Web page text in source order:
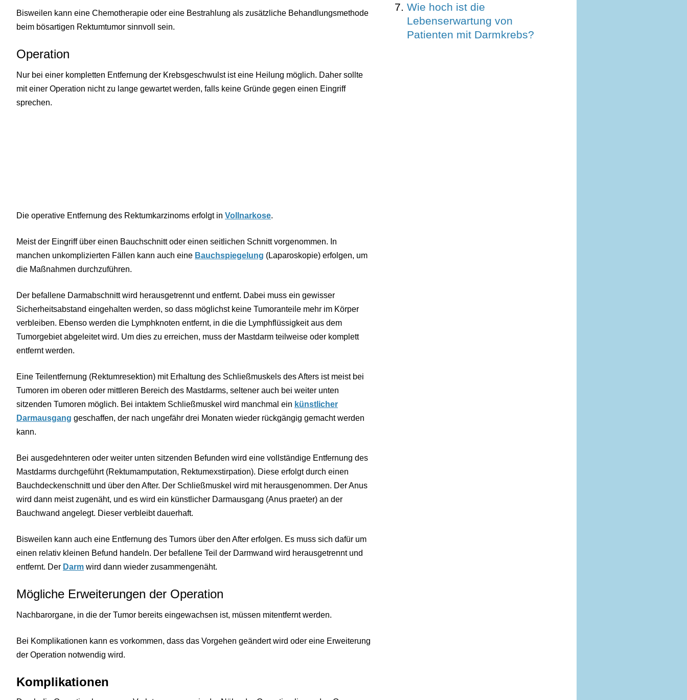
Bisweilen kann eine Chemotherapie oder eine Bestrahlung als zusätzliche Behandlungsmethode
beim bösartigen Rektumtumor sinnvoll sein.
Operation
Nur bei einer kompletten Entfernung der Krebsgeschwulst ist eine Heilung möglich. Daher sollte
mit einer Operation nicht zu lange gewartet werden, falls keine Gründe gegen einen Eingriff
sprechen.
Die operative Entfernung des Rektumkarzinoms erfolgt in Vollnarkose.
Meist der Eingriff über einen Bauchschnitt oder einen seitlichen Schnitt vorgenommen. In
manchen unkomplizierten Fällen kann auch eine Bauchspiegelung (Laparoskopie) erfolgen, um
die Maßnahmen durchzuführen.
Der befallene Darmabschnitt wird herausgetrennt und entfernt. Dabei muss ein gewisser
Sicherheitsabstand eingehalten werden, so dass möglichst keine Tumoranteile mehr im Körper
verbleiben. Ebenso werden die Lymphknoten entfernt, in die die Lymphflüssigkeit aus dem
Tumorgebiet abgeleitet wird. Um dies zu erreichen, muss der Mastdarm teilweise oder komplett
entfernt werden.
Eine Teilentfernung (Rektumresektion) mit Erhaltung des Schließmuskels des Afters ist meist bei
Tumoren im oberen oder mittleren Bereich des Mastdarms, seltener auch bei weiter unten
sitzenden Tumoren möglich. Bei intaktem Schließmuskel wird manchmal ein künstlicher
Darmausgang geschaffen, der nach ungefähr drei Monaten wieder rückgängig gemacht werden
kann.
Bei ausgedehnteren oder weiter unten sitzenden Befunden wird eine vollständige Entfernung des
Mastdarms durchgeführt (Rektumamputation, Rektumexstirpation). Diese erfolgt durch einen
Bauchdeckenschnitt und über den After. Der Schließmuskel wird mit herausgenommen. Der Anus
wird dann meist zugenäht, und es wird ein künstlicher Darmausgang (Anus praeter) an der
Bauchwand angelegt. Dieser verbleibt dauerhaft.
Bisweilen kann auch eine Entfernung des Tumors über den After erfolgen. Es muss sich dafür um
einen relativ kleinen Befund handeln. Der befallene Teil der Darmwand wird herausgetrennt und
entfernt. Der Darm wird dann wieder zusammengenäht.
Mögliche Erweiterungen der Operation
Nachbarorgane, in die der Tumor bereits eingewachsen ist, müssen mitentfernt werden.
Bei Komplikationen kann es vorkommen, dass das Vorgehen geändert wird oder eine Erweiterung
der Operation notwendig wird.
Komplikationen
Wie hoch ist die
Lebenserwartung von
Patienten mit Darmkrebs?